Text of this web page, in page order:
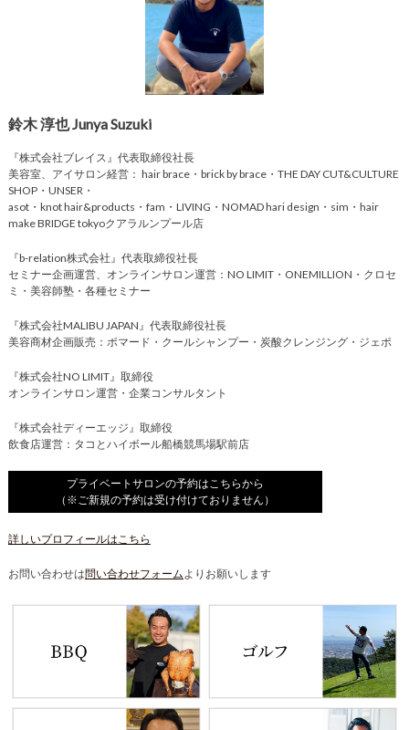
鈴木 淳也 Junya Suzuki
『株式会社ブレイス』代表取締役社長
美容室、アイサロン経営： hair brace・brick by brace・THE DAY CUT&CULTURE
SHOP・UNSER・
asot・knot hair&products・fam・LIVING・NOMAD hari design・sim・hair
make BRIDGE tokyoクアラルンプール店
『b-relation株式会社』代表取締役社長
セミナー企画運営、オンラインサロン運営：NO LIMIT・ONEMILLION・クロセ
ミ・美容師塾・各種セミナー
『株式会社MALIBU JAPAN』代表取締役社長
美容商材企画販売：ポマード・クールシャンプー・炭酸クレンジング・ジェポ
『株式会社NO LIMIT』取締役
オンラインサロン運営・企業コンサルタント
『株式会社ディーエッジ』取締役
飲食店運営：タコとハイボール船橋競馬場駅前店
プライベートサロンの予約はこちらから
（※ご新規の予約は受け付けておりません）
詳しいプロフィールはこちら
お問い合わせは問い合わせフォーム よりお願いします